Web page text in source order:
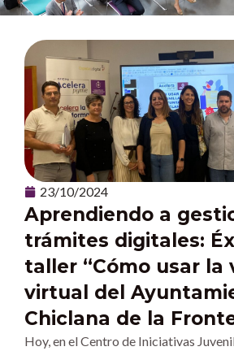
23/10/2024
Aprendiendo a
trámites digitales:
taller “Cómo usar la
virtual del
Chiclana de la
Hoy, en el Centro de Iniciativas